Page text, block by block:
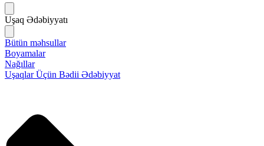
Uşaq Ədəbiyyatı
Bütün məhsullar
Boyamalar
Nağıllar
Uşaqlar Üçün Bədii Ədəbiyyat